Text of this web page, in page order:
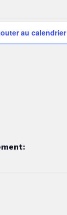
au calendrier